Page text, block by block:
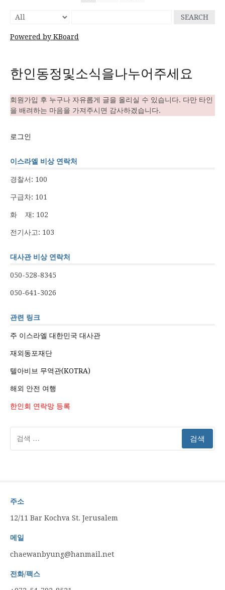
SEARCH
Powered by KBoard
한인동정및소식을나누어주세요
회원가입 후 누구나 자유롭게 글을 올리실 수 있습니다. 다만 타인
을 배려하는 마음을 가져주시면 감사하겠습니다.
로그인
이스라엘 비상 연락처
경찰서: 100
구급차: 101
화 재: 102
전기사고: 103
대사관 비상 연락처
050-528-8345
050-641-3026
관련 링크
주 이스라엘 대한민국 대사관
재외동포재단
텔아비브 무역관(KOTRA)
해외 안전 여행
한인회 연락망 등록
색:
주소
12/11 Bar Kochva St. Jerusalem
메일
chaewanbyung@hanmail.net
전화/팩스